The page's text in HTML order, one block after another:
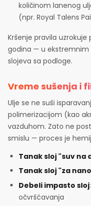
količinom lanenog
(npr. Royal Talens
Kršenje pravila
godina — u
slojeva sa podloge.
Vreme sušenja i
Ulje se ne suši
polimerizacijom (kao
vazduhom. Zato ne
smislu — proces je
Tanak sloj "suv na
Tanak sloj "za
Debeli impasto sloj
očvršćavanja